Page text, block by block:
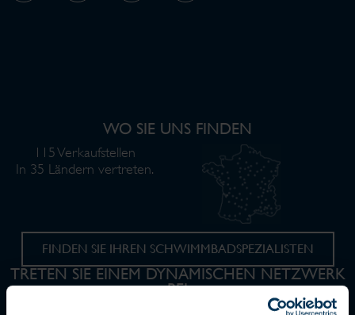
WO SIE UNS FINDEN
115 Verkaufstellen
In 35 Ländern vertreten.
FINDEN SIE IHREN SCHWIMMBADSPEZIALISTEN
TRETEN SIE EINEM DYNAMISCHEN NETZWERK
BEI